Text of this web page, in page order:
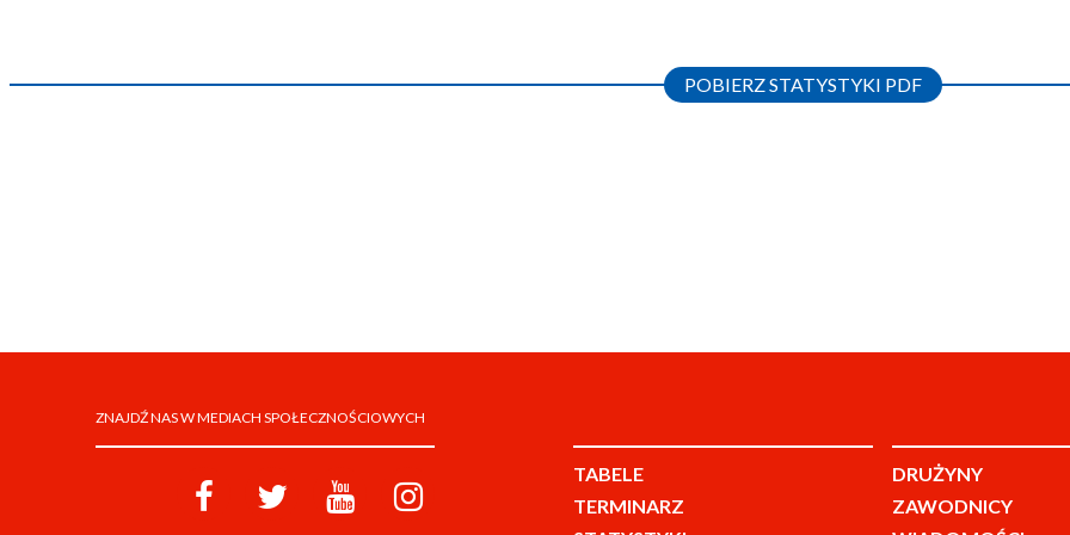
POBIERZ STATYSTYKI PDF
ZNAJDŹ NAS W MEDIACH SPOŁECZNOŚCIOWYCH
TABELE
TERMINARZ
DRUŻYNY
ZAWODNICY